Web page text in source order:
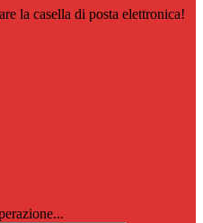
la casella di posta elettronica!